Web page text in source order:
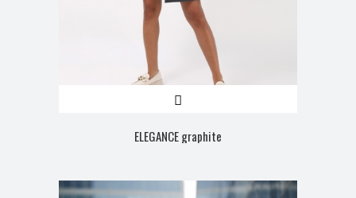
ELEGANCE graphite